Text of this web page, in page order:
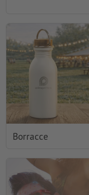
Borracce